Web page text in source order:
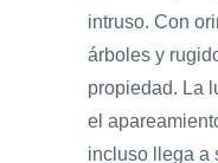
intruso. Con
árboles y
propiedad. La
el
incluso llega a